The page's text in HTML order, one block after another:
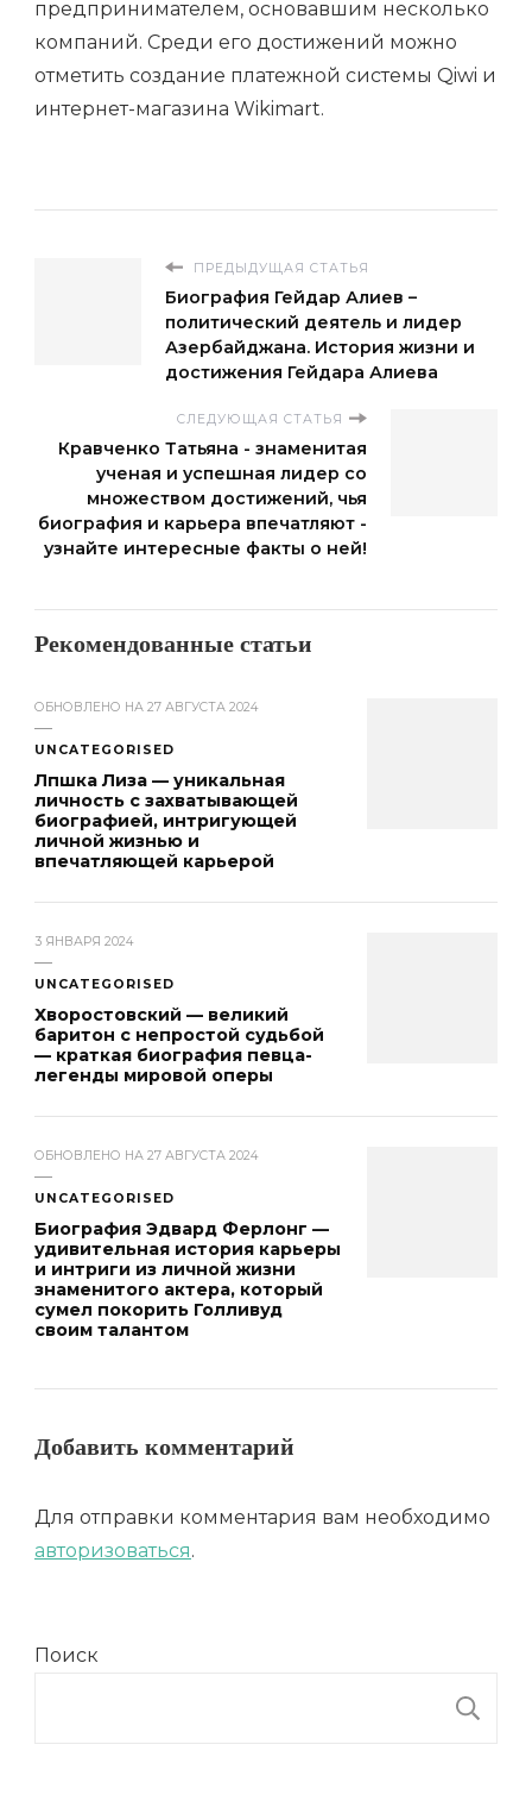
предпринимателем, основавшим несколько
компаний. Среди его достижений можно
отметить создание платежной системы Qiwi и
интернет-магазина Wikimart.
ПРЕДЫДУЩАЯ СТАТЬЯ
Биография Гейдар Алиев –
политический деятель и лидер
Азербайджана. История жизни и
достижения Гейдара Алиева
СЛЕДУЮЩАЯ СТАТЬЯ
Кравченко Татьяна - знаменитая
ученая и успешная лидер со
множеством достижений, чья
биография и карьера впечатляют -
узнайте интересные факты о ней!
Рекомендованные статьи
ОБНОВЛЕНО НА 27 АВГУСТА 2024
UNCATEGORISED
Лпшка Лиза — уникальная
личность с захватывающей
биографией, интригующей
личной жизнью и
впечатляющей карьерой
3 ЯНВАРЯ 2024
UNCATEGORISED
Хворостовский — великий
баритон с непростой судьбой
— краткая биография певца-
легенды мировой оперы
ОБНОВЛЕНО НА 27 АВГУСТА 2024
UNCATEGORISED
Биография Эдвард Ферлонг —
удивительная история карьеры
и интриги из личной жизни
знаменитого актера, который
сумел покорить Голливуд
своим талантом
Добавить комментарий
Для отправки комментария вам необходимо
авторизоваться.
Поиск